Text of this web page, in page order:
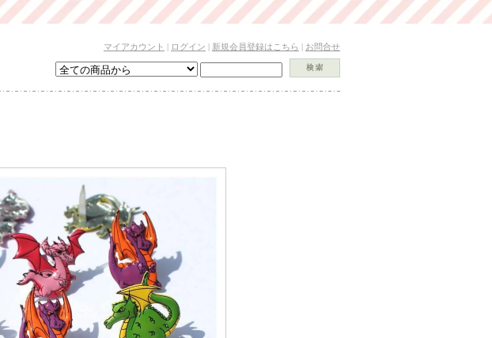
マイアカウント | ログイン | 新規会員登録はこちら | お問合せ